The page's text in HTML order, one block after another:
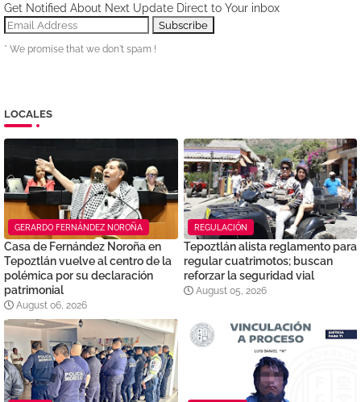
Get Notified About Next Update Direct to Your inbox
* We promise that we don't spam !
LOCALES
GERARDO FERNÁNDEZ NOROÑA
Casa de Fernández Noroña en
Tepoztlán vuelve al centro de la
polémica por su declaración
patrimonial
August 06, 2026
REGULACIÓN
Tepoztlán alista reglamento para
regular cuatrimotos; buscan
reforzar la seguridad vial
August 05, 2026